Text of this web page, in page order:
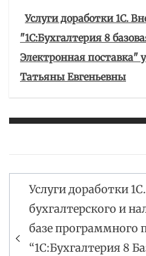
Услуги доработки 1С.
"1С:Бухгалтерия 8
Электронная поставка"
Татьяны Евгеньевны
Навигация
по
записям
Услуги доработки
бухгалтерского и
базе программного
“1С:Бухгалтерия 8